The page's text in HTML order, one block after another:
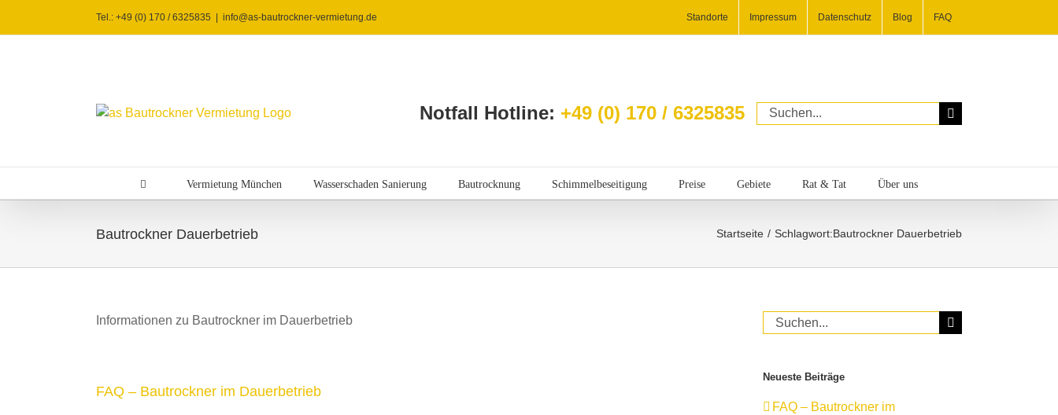
Tel.: +49 (0) 170 / 6325835 info@as-bautrockner-vermietung.de Standorte Impressum Datenschutz Blog FAQ
Notfall Hotline: +49 (0) 170 / 6325835
Suche
nach:
Vermietung München Wasserschaden Sanierung Bautrocknung Schimmelbeseitigung Preise Gebiete Rat & Tat Über uns
Bautrockner Dauerbetrieb Startseite Schlagwort:Bautrockner Dauerbetrieb
Informationen zu Bautrockner im Dauerbetrieb
FAQ – Bautrockner im Dauerbetrieb
Suche
nach:
Neueste Beiträge
FAQ – Bautrockner im